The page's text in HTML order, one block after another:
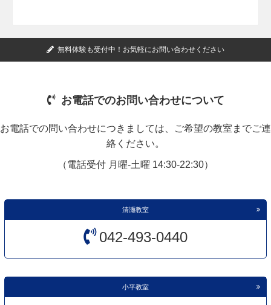
無料体験も受付中！お気軽にお問い合わせください
お電話でのお問い合わせについて
お電話での問い合わせにつきましては、ご希望の教室までご連
絡ください。
（電話受付 月曜-土曜 14:30-22:30）
清瀬教室
042-493-0440
小平教室